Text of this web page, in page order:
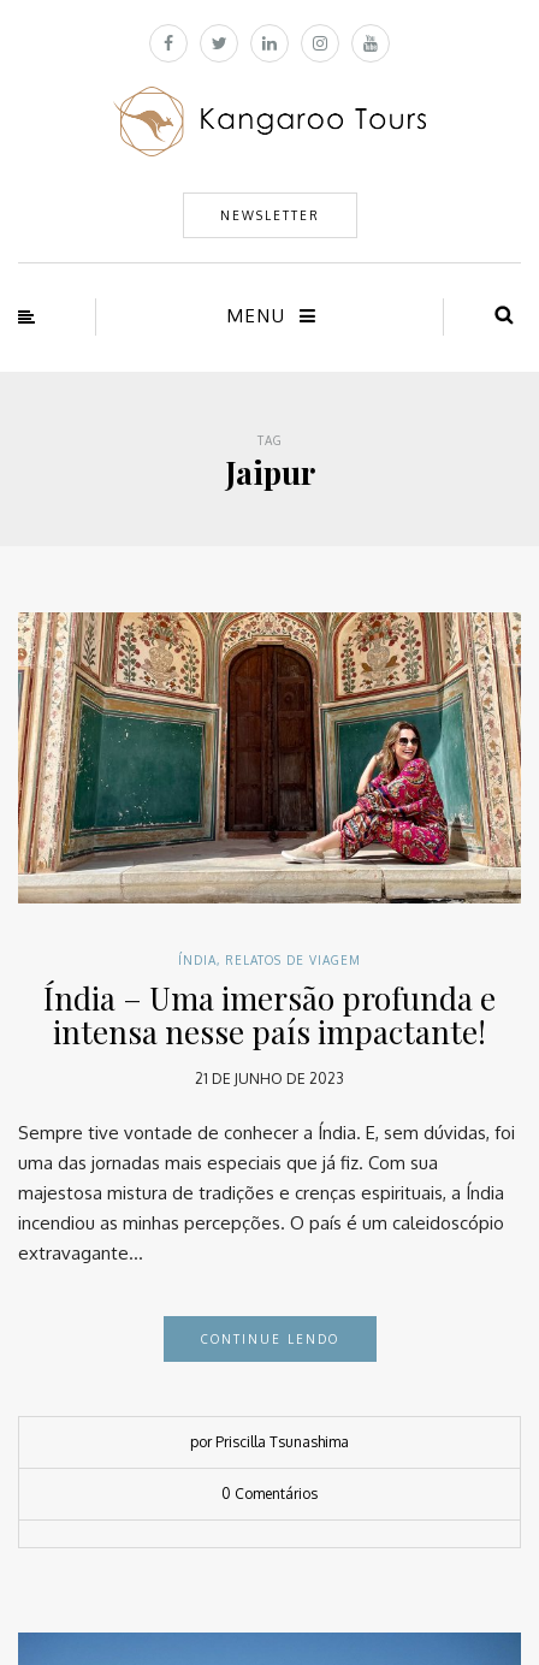
NEWSLETTER
MENU
TAG
Jaipur
ÍNDIA, RELATOS DE VIAGEM
Índia – Uma imersão profunda e
intensa nesse país impactante!
21 DE JUNHO DE 2023
Sempre tive vontade de conhecer a Índia. E, sem dúvidas, foi
uma das jornadas mais especiais que já fiz. Com sua
majestosa mistura de tradições e crenças espirituais, a Índia
incendiou as minhas percepções. O país é um caleidoscópio
extravagante…
CONTINUE LENDO
por Priscilla Tsunashima
0 Comentários